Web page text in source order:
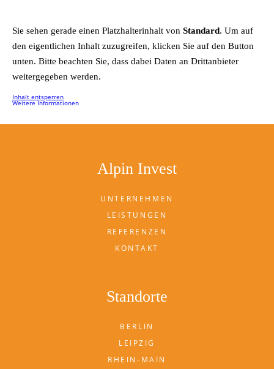
Sie sehen gerade einen Platzhalterinhalt von Standard. Um auf
den eigentlichen Inhalt zuzugreifen, klicken Sie auf den Button
unten. Bitte beachten Sie, dass dabei Daten an Drittanbieter
weitergegeben werden.
Inhalt entsperren
Weitere Informationen
Alpin Invest
UNTERNEHMEN
LEISTUNGEN
REFERENZEN
KONTAKT
Standorte
BERLIN
LEIPZIG
RHEIN-MAIN